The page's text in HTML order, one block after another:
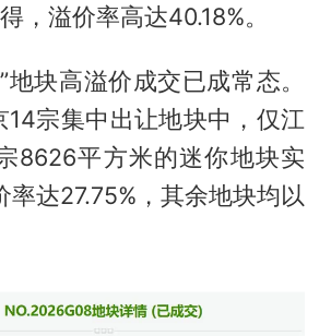
，溢价率高达40.18%。
地块高溢价成交已成常态。
宗集中出让地块中，仅江
8626平方米的迷你地块实
率达27.75%，其余地块均以